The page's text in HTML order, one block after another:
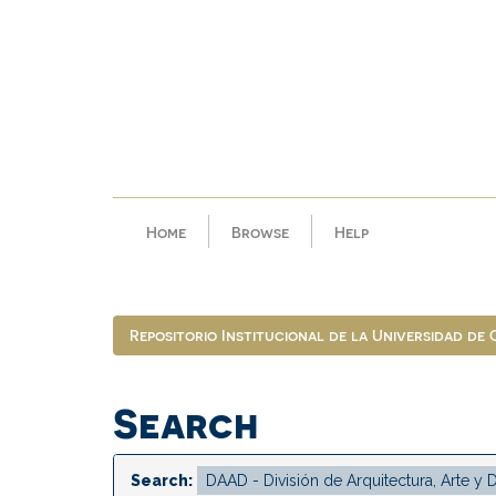
Home Browse Help
Repositorio Institucional de la Universidad de
Search
Search: